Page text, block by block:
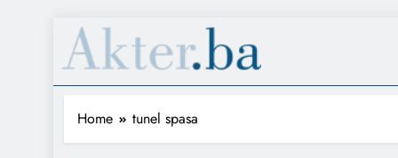
Home tunel spasa